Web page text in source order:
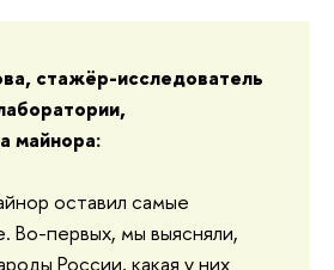
стажёр-исследователь
майнора:
оставил самые
Во-первых, мы выясняли,
России, какая у них